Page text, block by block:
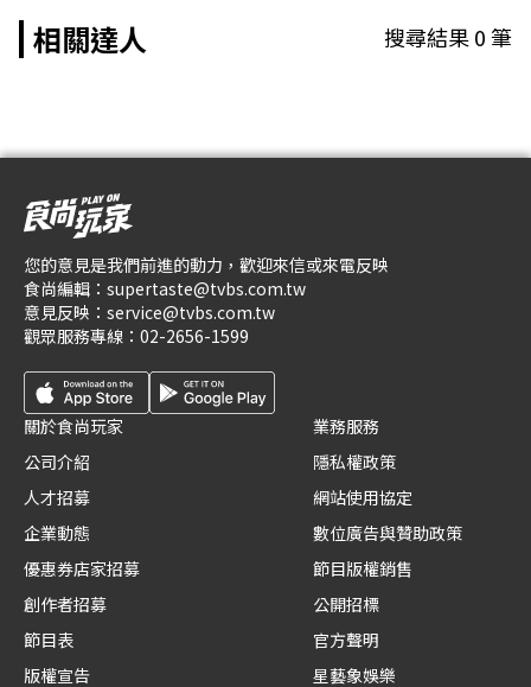
相關達人 搜尋結果0筆
您的意見是我們前進的動力，歡迎來信或來電反映
食尚編輯： supertaste@tvbs.com.tw
意見反映： service@tvbs.com.tw
觀眾服務專線： 02-2656-1599
關於食尚玩家
公司介紹
人才招募
企業動態
優惠券店家招募
創作者招募
節目表
版權宣告
業務服務
隱私權政策
網站使用協定
數位廣告與贊助政策
節目版權銷售
公開招標
官方聲明
星藝象娛樂